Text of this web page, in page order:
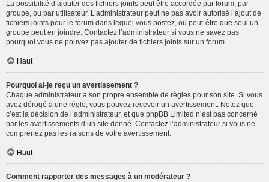
La possibilité d’ajouter des fichiers joints peut être accordée par forum, par
groupe, ou par utilisateur. L’administrateur peut ne pas avoir autorisé l’ajout de
fichiers joints pour le forum dans lequel vous postez, ou peut-être que seul un
groupe peut en joindre. Contactez l’administrateur si vous ne savez pas
pourquoi vous ne pouvez pas ajouter de fichiers joints sur un forum.
Haut
Pourquoi ai-je reçu un avertissement ?
Chaque administrateur a son propre ensemble de règles pour son site. Si vous
avez dérogé à une règle, vous pouvez recevoir un avertissement. Notez que
c’est la décision de l’administrateur, et que phpBB Limited n’est pas concerné
par les avertissements d’un site donné. Contactez l’administrateur si vous ne
comprenez pas les raisons de votre avertissement.
Haut
Comment rapporter des messages à un modérateur ?